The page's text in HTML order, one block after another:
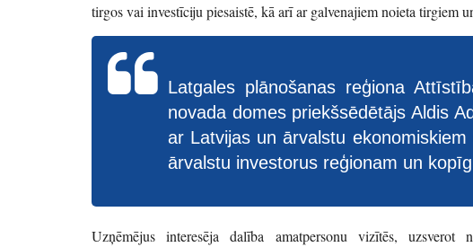
tirgos vai investīciju piesaistē, kā arī ar galvenajiem noieta tirgiem
Latgales plānošanas reģiona
novada domes priekšsēdētājs Aldis
ar Latvijas un ārvalstu
ārvalstu investorus reģionam un
Uzņēmējus interesēja dalība amatpersonu vizītēs, uzsverot